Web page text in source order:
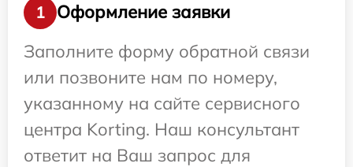
1
Оформление заявки
Заполните форму обратной связи
или позвоните нам по номеру,
указанному на сайте сервисного
центра Korting. Наш консультант
ответит на Ваш запрос для